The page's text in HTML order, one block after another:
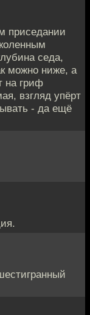
приседании
седа,
можно ниже, а
на гриф
взгляд упёрт
- да ещё